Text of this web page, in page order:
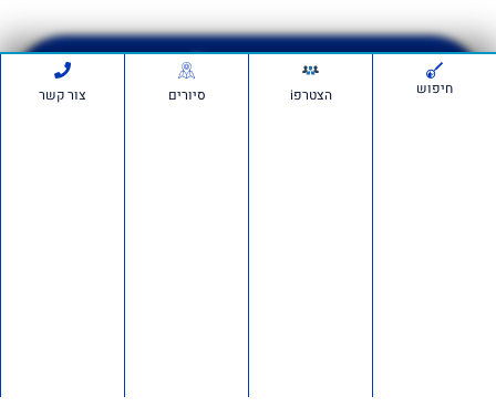
הרשמה לסיור חיפוש הצטרפi סיורים צור קשר